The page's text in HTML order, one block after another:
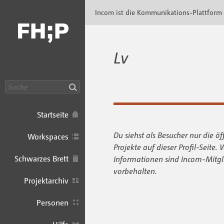
Startseite
Workspaces
Schwarzes Brett
Projektarchiv
Personen
Incom ist die Kommunikations-Plattform
Lv
Du siehst als Besucher nur die
Projekte auf dieser Profil-Seite.
Informationen sind Incom-
vorbehalten.